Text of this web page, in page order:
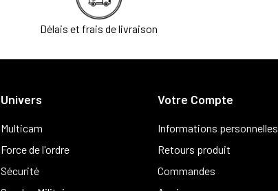
Délais et frais de livraison
Univers
Multicam
Force de l'ordre
Sécurité
Votre Compte
Informations personnelles
Retours produit
Commandes